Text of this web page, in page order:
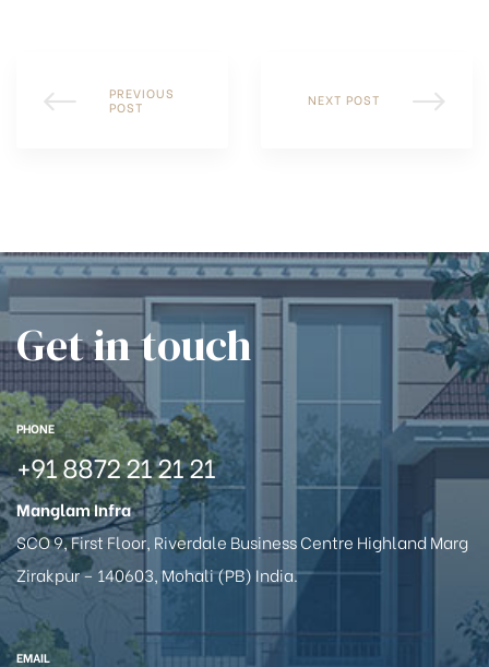
PREVIOUS
POST
NEXT POST
Get in touch
PHONE
+91 8872 21 21 21
Manglam Infra
SCO 9, First Floor, Riverdale Business Centre Highland Marg
Zirakpur – 140603, Mohali (PB) India.
EMAIL